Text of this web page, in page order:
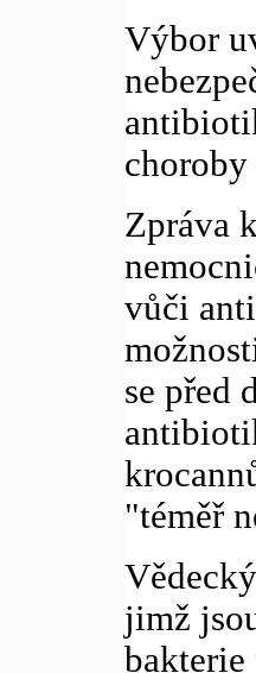
Výbor
Zpráva
vůči
se před
"téměř
jimž